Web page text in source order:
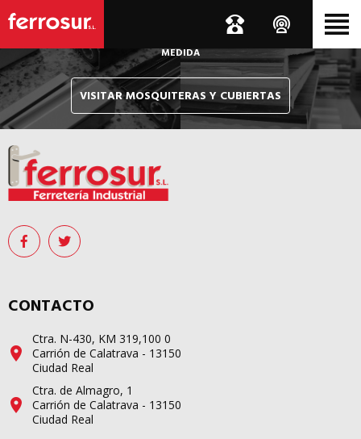
Le hacemos llegar, allí donde esté, y en tiempo récord,
sus pedidos de mosquiteras y sistemas de cubiertas confeccionados A
MEDIDA
VISITAR MOSQUITERAS Y CUBIERTAS
CONTACTO
Ctra. N-430, KM 319,100 0
Carrión de Calatrava - 13150
Ciudad Real
Ctra. de Almagro, 1
Carrión de Calatrava - 13150
Ciudad Real